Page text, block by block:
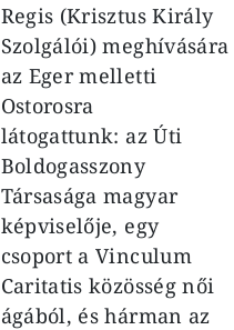
Regis (Krisztus Király
Szolgálói) meghívására
az Eger melletti
Ostorosra
látogattunk: az Úti
Boldogasszony
Társasága magyar
képviselője, egy
csoport a Vinculum
Caritatis közösség női
ágából, és hárman az